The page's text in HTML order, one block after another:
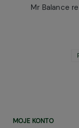
Mr Balance
MOJE KONTO